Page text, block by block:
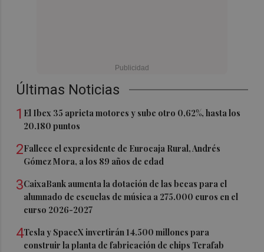
Últimas Noticias
1 El Ibex 35 aprieta motores y sube otro 0,62%, hasta los
20.180 puntos
2Fallece el expresidente de Eurocaja Rural, Andrés
Gómez Mora, a los 89 años de edad
3CaixaBank aumenta la dotación de las becas para el
alumnado de escuelas de música a 275.000 euros en el
curso 2026-2027
4Tesla y SpaceX invertirán 14.500 millones para
construir la planta de fabricación de chips Terafab